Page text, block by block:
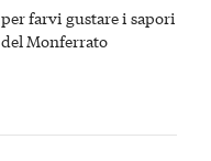
farvi gustare i sapori
Monferrato